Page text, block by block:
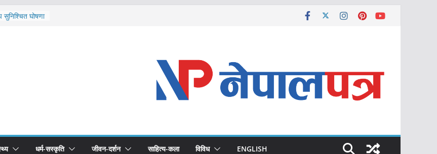
सीमामा कडाइ
सुनिश्चित घोषणा
धर्म-सस्कृति जीवन-दर्शन साहित्य-कला विविध ENGLISH